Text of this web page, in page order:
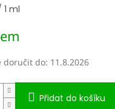
1 ml
doručit do: 11.8.2026
Přidat do košíku